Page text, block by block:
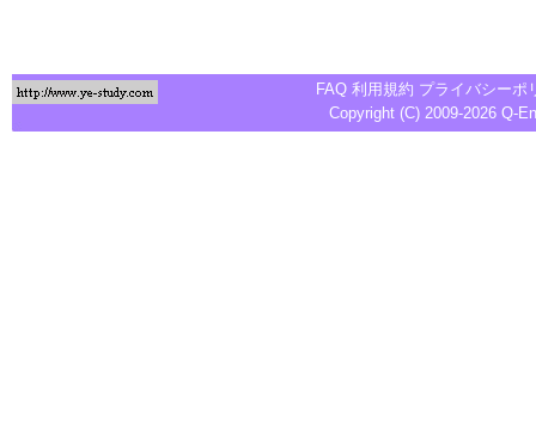
FAQ 利用規約 プライバシーポ
Copyright (C) 2009-2026 Q-